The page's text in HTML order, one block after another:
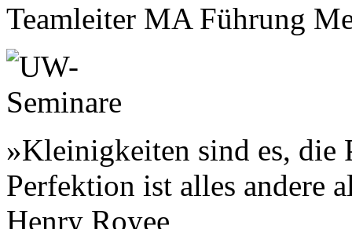
Teamleiter MA Führung
»Kleinigkeiten sind es, die
Perfektion ist alles andere
Henry Royee